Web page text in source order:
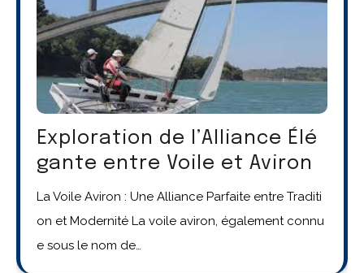
Exploration de l’Alliance Élé
gante entre Voile et Aviron
La Voile Aviron : Une Alliance Parfaite entre Traditi
on et Modernité La voile aviron, également connu
e sous le nom de…